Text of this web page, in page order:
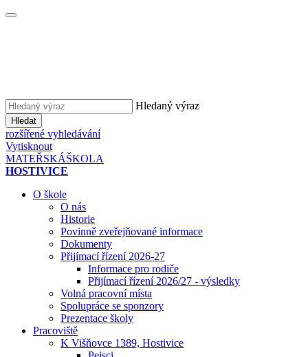
Hledaný výraz
Hledat
rozšířené vyhledávání
Vytisknout
MATEŘSKÁŠKOLA
HOSTIVICE
O škole
O nás
Historie
Povinně zveřejňované informace
Dokumenty
Přijímací řízení 2026-27
Informace pro rodiče
Přijímací řízení 2026/27 - výsledky
Volná pracovní místa
Spolupráce se sponzory
Prezentace školy
Pracoviště
K Višňovce 1389, Hostivice